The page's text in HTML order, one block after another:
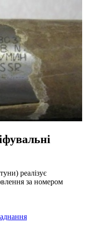
реалізує
за номером